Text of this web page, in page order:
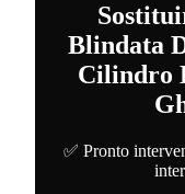
Blindata
Cilindro
✅ Pronto